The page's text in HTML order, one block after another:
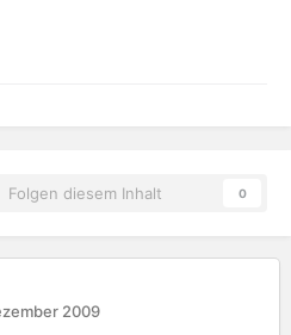
Folgen diesem Inhalt 0
2009